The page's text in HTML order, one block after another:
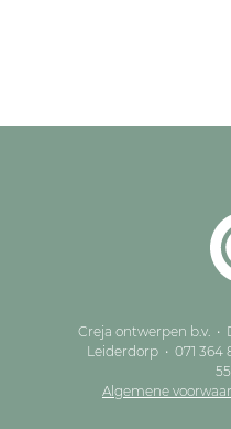
Creja ontwerpen b.v. •
Leiderdorp • 071 364
Algemene